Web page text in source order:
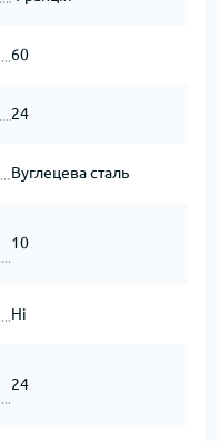
60
24
Вуглецева сталь
10
Ні
24